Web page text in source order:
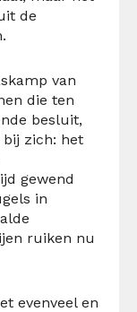
de
van
die ten
besluit,
zich: het
gewend
in
ruiken nu
evenveel en